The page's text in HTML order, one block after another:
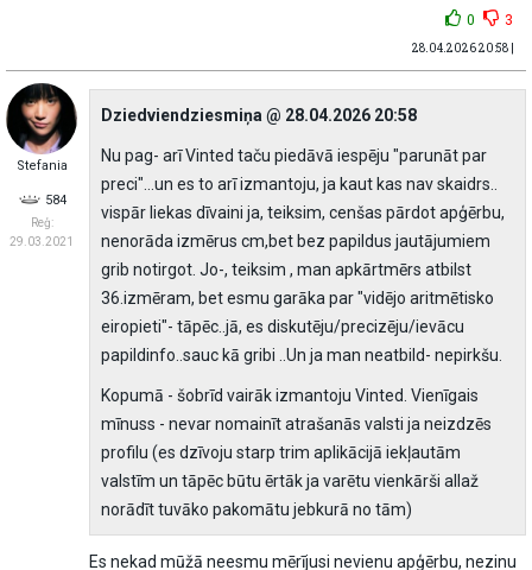
0 3
28.04.2026 20:58 |
Stefania
584
Reģ:
29.03.2021
Dziedviendziesmiņa @ 28.04.2026 20:58
Nu pag- arī Vinted taču piedāvā iespēju "parunāt par
preci"...un es to arī izmantoju, ja kaut kas nav skaidrs..
vispār liekas dīvaini ja, teiksim, cenšas pārdot apģērbu,
nenorāda izmērus cm,bet bez papildus jautājumiem
grib notirgot. Jo-, teiksim , man apkārtmērs atbilst
36.izmēram, bet esmu garāka par "vidējo aritmētisko
eiropieti"- tāpēc..jā, es diskutēju/precizēju/ievācu
papildinfo..sauc kā gribi ..Un ja man neatbild- nepirkšu.
Kopumā - šobrīd vairāk izmantoju Vinted. Vienīgais
mīnuss - nevar nomainīt atrašanās valsti ja neizdzēs
profilu (es dzīvoju starp trim aplikācijā iekļautām
valstīm un tāpēc būtu ērtāk ja varētu vienkārši allaž
norādīt tuvāko pakomātu jebkurā no tām)
Es nekad mūžā neesmu mērījusi nevienu apģērbu, nezinu